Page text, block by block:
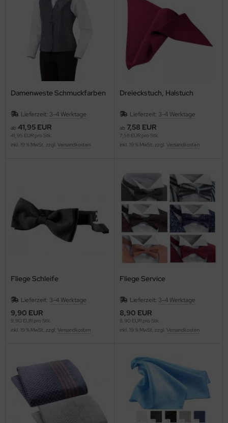
Damenweste Schmuckfarben
Lieferzeit: 3-4 Werktage
ab 41,95 EUR
41,95 EUR pro Stk.
inkl. 19 % MwSt. zzgl. Versandkosten
Dreieckstuch, Halstuch
Lieferzeit: 3-4 Werktage
ab 7,58 EUR
7,58 EUR pro Stk.
inkl. 19 % MwSt. zzgl. Versandkosten
Fliege Schleife
Lieferzeit: 3-4 Werktage
9,90 EUR
9,90 EUR pro Stk.
inkl. 19 % MwSt. zzgl. Versandkosten
Fliege Service
Lieferzeit: 3-4 Werktage
8,90 EUR
8,90 EUR pro Stk.
inkl. 19 % MwSt. zzgl. Versandkosten